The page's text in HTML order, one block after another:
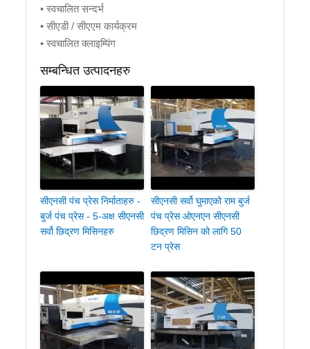
• स्वचालित सन्दर्भ
• सीएडी / सीएएम कार्यक्रम
• स्वचालित क्लाइम्पिंग
सम्बन्धित उत्पादनहरु
सीएनसी पंच प्रेस निर्माताहरु -
बुर्ज पंच प्रेस - 5-अक्ष सीएनसी
सर्वो छिद्रण मिसिनहरु
सीएनसी सर्वो घुमाएको राम बुर्ज
पंच प्रेस ओएनएन सीएनसी
छिद्रण मिसिन को लागि 50
टन प्रेस